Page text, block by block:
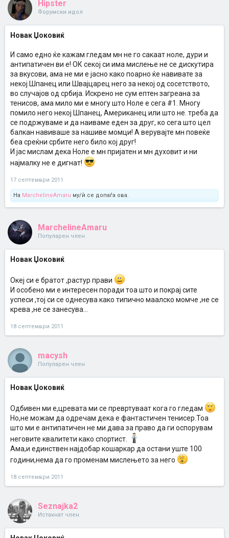
Hipster
Форумски идол
Новак Џоковиќ
И само едно ќе кажам гледам мн не го сакаат ноле, дури и
антипатичен ви е! ОК секој си има мислење не се дискутира
за вкусови, ама не ми е јасно како поарно ќе навивате за
некој Шпанец или Швајцарец него за некој од сосетството,
во случајов од србија. Искрено не сум ептен загреана за
тенисов, ама мило ми е многу што Ноле е сега #1. Многу
помило него некој Шпанец, Американец или што не. треба да
се подржуваме и да наиваме еден за друг, ко сега што цел
балкан навиваше за нашиве момци! А верувајте мн повеќе
беа среќни србите него било кој друг!
И јас мислам дека Ноле е мн пријатен и мн духовит и ни
најмалку не е дигнат!
17 септември 2011
На MarchelineAmaru му/ѝ се допаѓа ова.
MarchelineAmaru
Популарен член
Новак Џоковиќ
Океј си е братот ,растур прави
И особено ми е интересен поради тоа што и покрај сите
успеси ,тој си се однесува како типично маалско момче ,не се
крева ,не се занесува...
18 септември 2011
macysh
Популарен член
Новак Џоковиќ
Одбивен ми е,цревата ми се превртуваат кога го гледам
Но,не можам да одречам дека е фантастичен тенисер.Тоа
што ми е антипатичен не ми дава за право да ги оспорувам
неговите квалитети како спортист.
Ама,и единствен најдобар кошаркар да остани уште 100
години,нема да го променам мислењето за него
18 септември 2011
Seznajka2
Истакнат член